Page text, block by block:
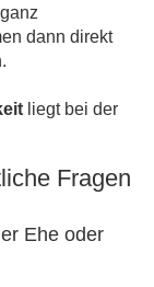
dann direkt
liegt bei der
Fragen
Ehe oder